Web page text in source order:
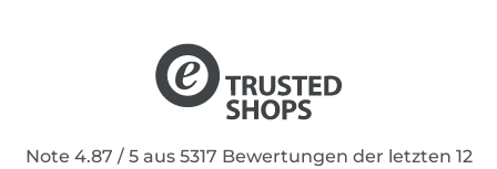
Note 4.87 / 5 aus 5317 Bewertungen der letzten 12